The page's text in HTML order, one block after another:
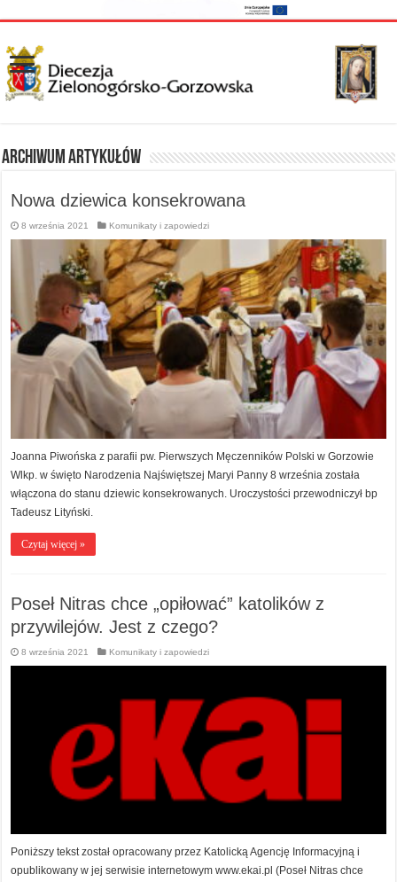
Archiwum artykułów
Nowa dziewica konsekrowana
8 września 2021 Komunikaty i zapowiedzi
Joanna Piwońska z parafii pw. Pierwszych Męczenników Polski w Gorzowie
Wlkp. w święto Narodzenia Najświętszej Maryi Panny 8 września została
włączona do stanu dziewic konsekrowanych. Uroczystości przewodniczył bp
Tadeusz Lityński.
Czytaj więcej »
Poseł Nitras chce „opiłować” katolików z
przywilejów. Jest z czego?
8 września 2021 Komunikaty i zapowiedzi
Poniższy tekst został opracowany przez Katolicką Agencję Informacyjną i
opublikowany w jej serwisie internetowym www.ekai.pl (Poseł Nitras chce